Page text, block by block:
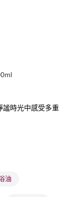
謐時光中感受多重
油